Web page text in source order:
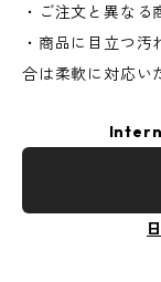
・ご注文と異なる
・商品に目立つ
合は柔軟に対応い